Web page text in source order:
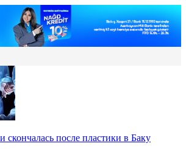
скончалась после пластики в Баку